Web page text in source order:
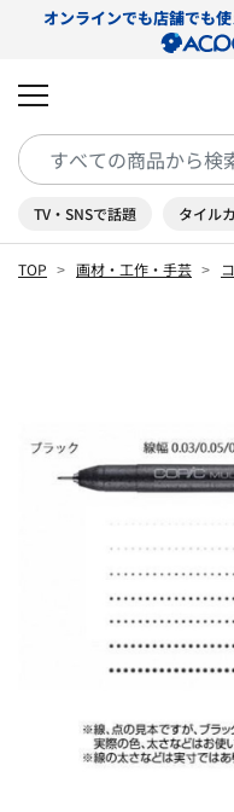
オンラインでも店舗でも
TV・SNSで話題 タイル
TOP 画材・工作・手芸